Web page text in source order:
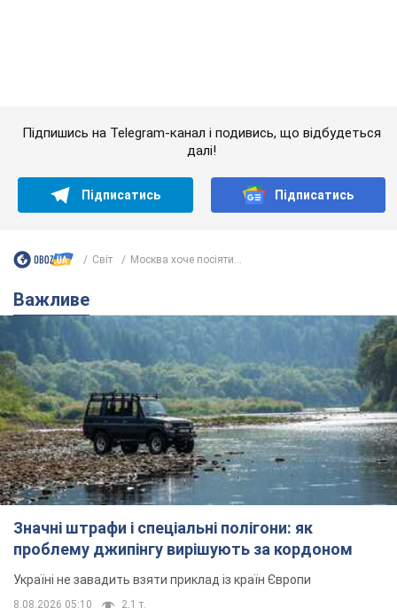
Важливе
Значні штрафи і спеціальні полігони: як
проблему джипінгу вирішують за кордоном
Україні не завадить взяти приклад із країн Європи
8.08.2026 05:10 2,1 т.
На Прикарпатті після аномальної
спеки пройшла потужна злива:
дороги перетворились на річки.
Відео
Негода накрила Івано-Франківщину та